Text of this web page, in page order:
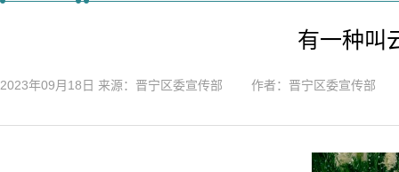
有一种叫
2023年09月18日 来源：晋宁区委宣传部 作者：晋宁区委宣传部